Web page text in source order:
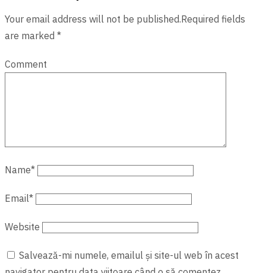
Your email address will not be published.Required fields
are marked *
Comment
Name*
Email*
Website
Salvează-mi numele, emailul și site-ul web în acest